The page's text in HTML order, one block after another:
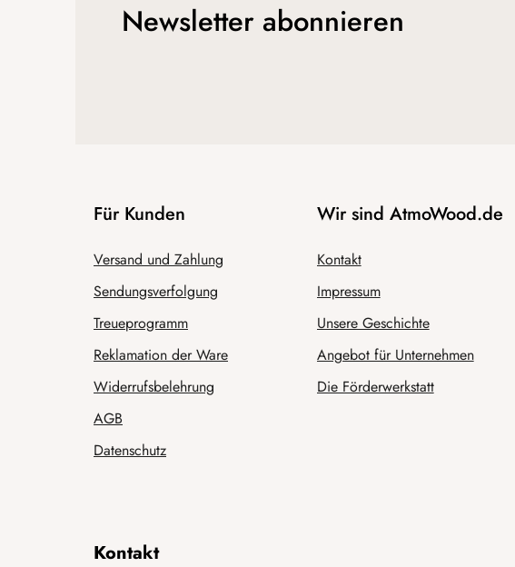
Newsletter abonnieren
Für Kunden
Versand und Zahlung
Sendungsverfolgung
Treueprogramm
Reklamation der Ware
Widerrufsbelehrung
AGB
Datenschutz
Wir sind AtmoWood.de
Kontakt
Impressum
Unsere Geschichte
Angebot für Unternehmen
Die Förderwerkstatt
Kontakt